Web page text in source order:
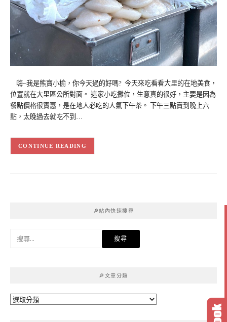
嗨~我是熊寶小榆，你今天過的好嗎? 今天來吃看看大里的在地美食，
位置就在大里區公所對面。 這家小吃攤位，生意真的很好，主要是因為
餐點價格很實惠，是在地人必吃的人氣下午茶。 下午三點賣到晚上六
點，太晚過去就吃不到…
CONTINUE READING
🔎站內快速搜尋
🔎文章分類
🔎